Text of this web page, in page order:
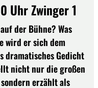
Uhr Zwinger 1
der Bühne? Was
wird er sich dem
dramatisches Gedicht
nicht nur die großen
erzählt als